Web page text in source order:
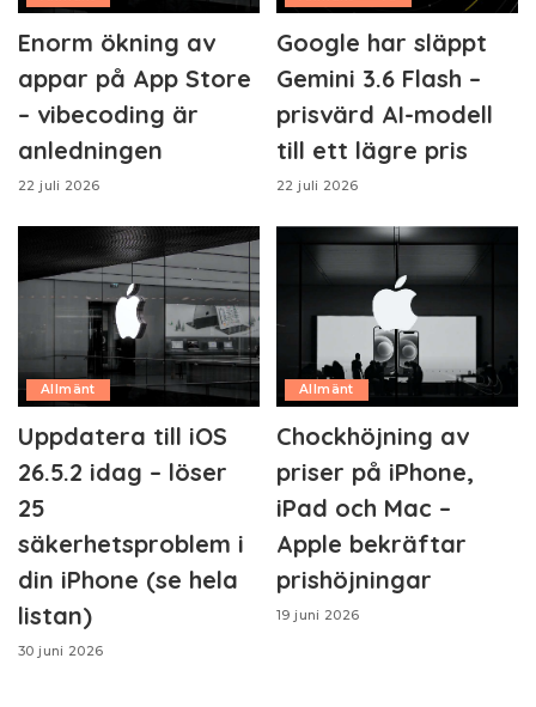
Enorm ökning av
appar på App Store
– vibecoding är
anledningen
22 juli 2026
Google har släppt
Gemini 3.6 Flash –
prisvärd AI-modell
till ett lägre pris
22 juli 2026
Allmänt
Uppdatera till iOS
26.5.2 idag – löser
25
säkerhetsproblem i
din iPhone (se hela
listan)
30 juni 2026
Allmänt
Chockhöjning av
priser på iPhone,
iPad och Mac –
Apple bekräftar
prishöjningar
19 juni 2026